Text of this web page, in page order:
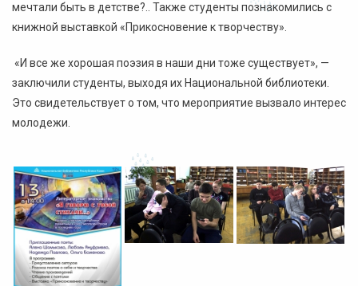
мечтали быть в детстве?.. Также студенты познакомились с
книжной выставкой «Прикосновение к творчеству».
«И все же хорошая поэзия в наши дни тоже существует», —
заключили студенты, выходя их Национальной библиотеки.
Это свидетельствует о том, что мероприятие вызвало интерес
молодежи.